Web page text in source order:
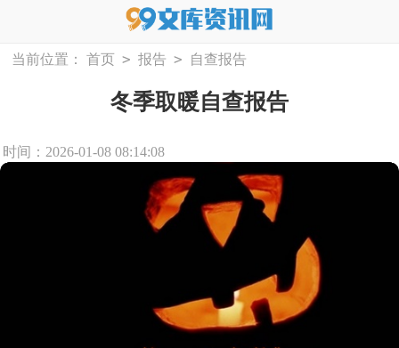
当前位置： 首页 > 报告 > 自查报告
冬季取暖自查报告
时间：2026-01-08 08:14:08